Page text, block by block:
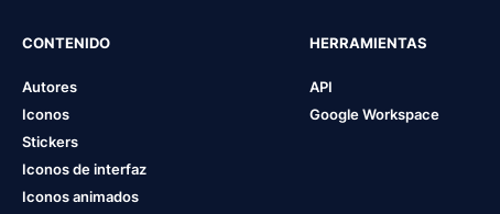
CONTENIDO
Autores
Iconos
Stickers
Iconos de interfaz
Iconos animados
HERRAMIENTAS
API
Google Workspace